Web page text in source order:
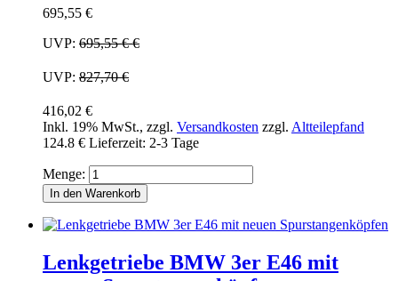
695,55 €
UVP: 695,55 €€
UVP: 827,70 €
416,02 €
Inkl. 19% MwSt., zzgl. Versandkosten zzgl. Altteilepfand
124.8 € Lieferzeit: 2-3 Tage
Menge:
In den Warenkorb
Lenkgetriebe BMW 3er E46 mit